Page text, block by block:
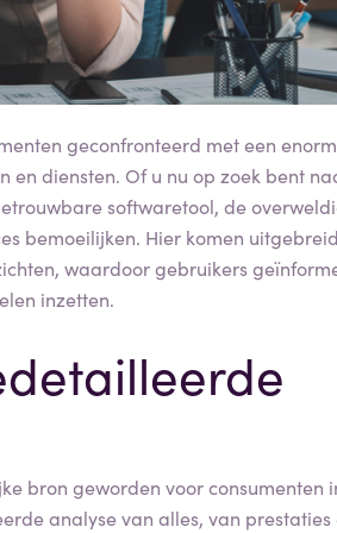
geconfronteerd met een
diensten. Of u nu op zoek bent
softwaretool, de
bemoeilijken. Hier komen
waardoor gebruikers
inzetten.
bron geworden voor consumenten
analyse van alles, van